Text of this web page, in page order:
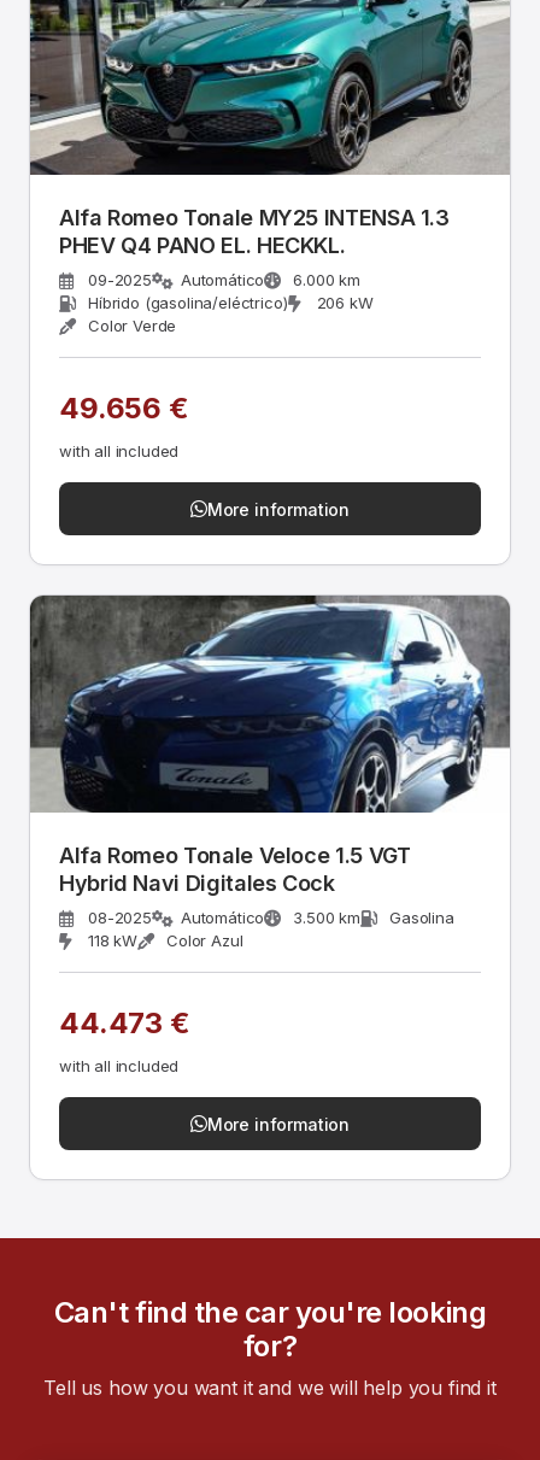
Alfa Romeo Tonale MY25 INTENSA 1.3
PHEV Q4 PANO EL. HECKKL.
09-2025 Automático
6.000 km
Híbrido (gasolina/eléctrico)
206 kW
Color Verde
49.656 €
with all included
More information
Alfa Romeo Tonale Veloce 1.5 VGT
Hybrid Navi Digitales Cock
08-2025 Automático 3.500 km
Gasolina
118 kW
Color Azul
44.473 €
with all included
More information
Can't find the car you're looking
for?
Tell us how you want it and we will help you find it